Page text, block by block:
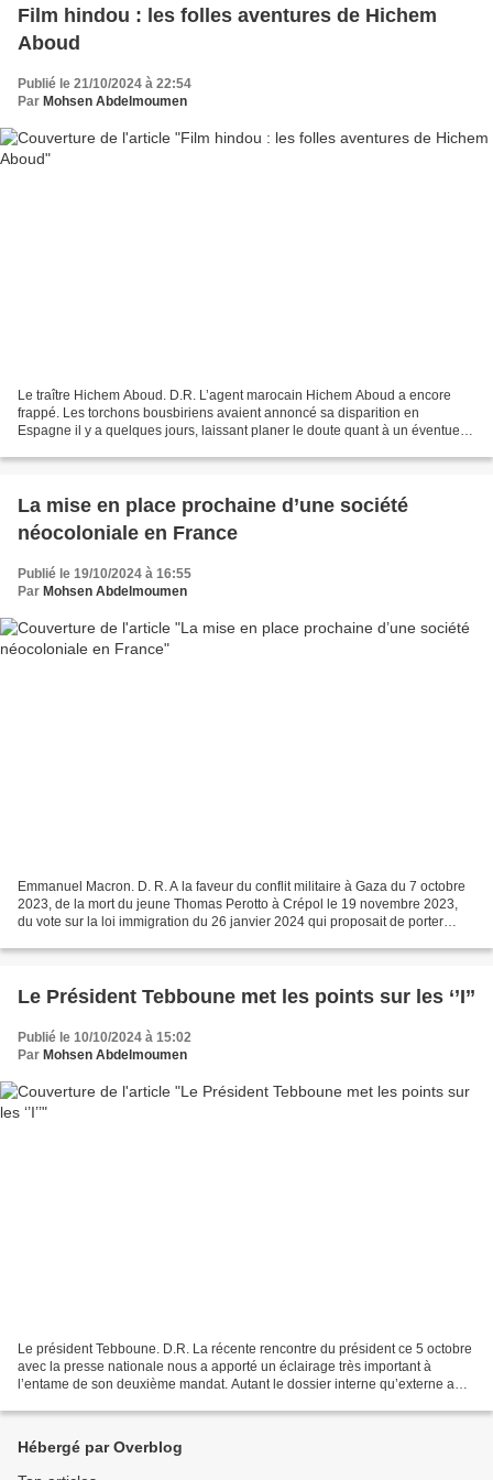
Film hindou : les folles aventures de Hichem
Aboud
Publié le 21/10/2024 à 22:54
Par Mohsen Abdelmoumen
Le traître Hichem Aboud. D.R. L’agent marocain Hichem Aboud a encore
frappé. Les torchons bousbiriens avaient annoncé sa disparition en
Espagne il y a quelques jours, laissant planer le doute quant à un éventuel
La mise en place prochaine d’une société
néocoloniale en France
Publié le 19/10/2024 à 16:55
Par Mohsen Abdelmoumen
Emmanuel Macron. D. R. A la faveur du conflit militaire à Gaza du 7 octobre
2023, de la mort du jeune Thomas Perotto à Crépol le 19 novembre 2023,
du vote sur la loi immigration du 26 janvier 2024 qui proposait de porter
Le Président Tebboune met les points sur les ‘’I’’
Publié le 10/10/2024 à 15:02
Par Mohsen Abdelmoumen
Le président Tebboune. D.R. La récente rencontre du président ce 5 octobre
avec la presse nationale nous a apporté un éclairage très important à
l’entame de son deuxième mandat. Autant le dossier interne qu’externe a
Hébergé par Overblog